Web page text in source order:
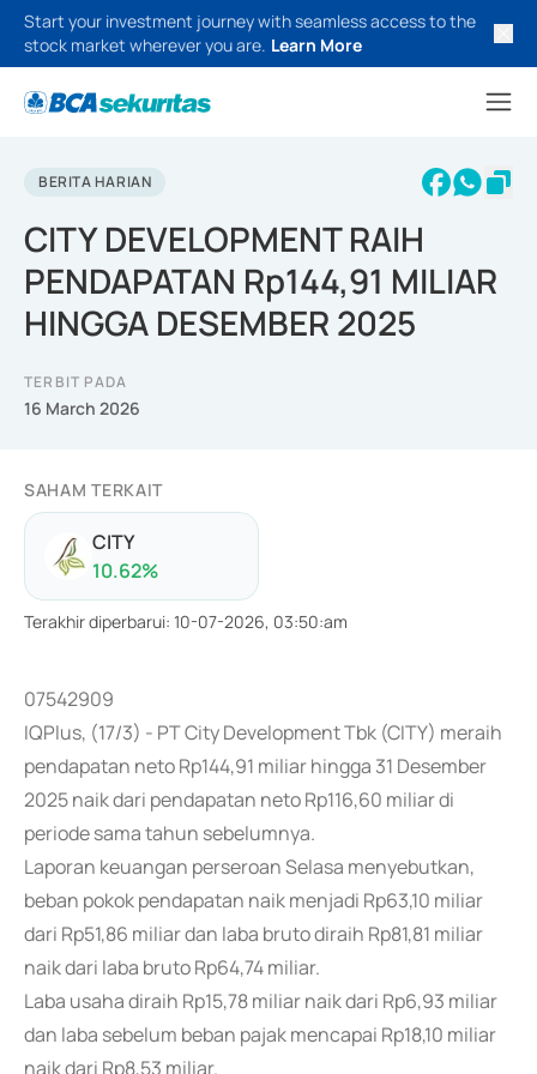
Start your investment journey with seamless access to the
stock market wherever you are. Learn More
BERITA HARIAN
CITY DEVELOPMENT RAIH
PENDAPATAN Rp144,91 MILIAR
HINGGA DESEMBER 2025
TERBIT PADA
16 March 2026
SAHAM TERKAIT
CITY
10.62%
Terakhir diperbarui: 10-07-2026, 03:50:am
07542909
IQPlus, (17/3) - PT City Development Tbk (CITY) meraih
pendapatan neto Rp144,91 miliar hingga 31 Desember
2025 naik dari pendapatan neto Rp116,60 miliar di
periode sama tahun sebelumnya.
Laporan keuangan perseroan Selasa menyebutkan,
beban pokok pendapatan naik menjadi Rp63,10 miliar
dari Rp51,86 miliar dan laba bruto diraih Rp81,81 miliar
naik dari laba bruto Rp64,74 miliar.
Laba usaha diraih Rp15,78 miliar naik dari Rp6,93 miliar
dan laba sebelum beban pajak mencapai Rp18,10 miliar
naik dari Rp8,53 miliar.